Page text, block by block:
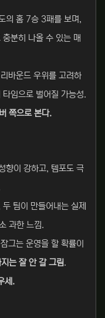
의 홈 7승 3패를 보며,
충분히 나올 수 있는 매
바운드 우위를 고려하
임으로 벌어질 가능성.
쪽으로 본다.
향이 강하고, 템포도 극
팀이 만들어내는 실제
과한 느낌.
그는 운영을 할 확률이
는 잘 안 갈 그림.
세.